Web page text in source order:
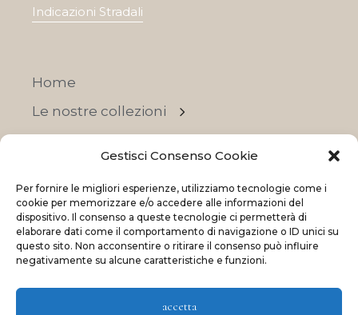
Gestisci Consenso Cookie
Per fornire le migliori esperienze, utilizziamo tecnologie come i
cookie per memorizzare e/o accedere alle informazioni del
dispositivo. Il consenso a queste tecnologie ci permetterà di
elaborare dati come il comportamento di navigazione o ID unici su
questo sito. Non acconsentire o ritirare il consenso può influire
negativamente su alcune caratteristiche e funzioni.
accetta
Indicazioni Stradali
Home
Le nostre collezioni
OFFERTE
© 2023 La Maison Des Reves | All rights reserved
and by